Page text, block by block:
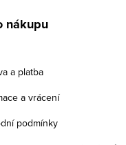
nákupu
a platba
a vrácení
podmínky